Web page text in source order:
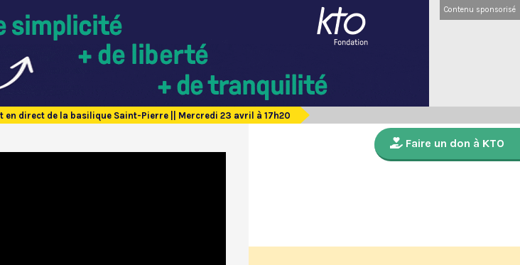
Contenu sponsorisé
en direct de la basilique Saint-Pierre || Mercredi 23 avril à 17h20
Faire un don à KTO